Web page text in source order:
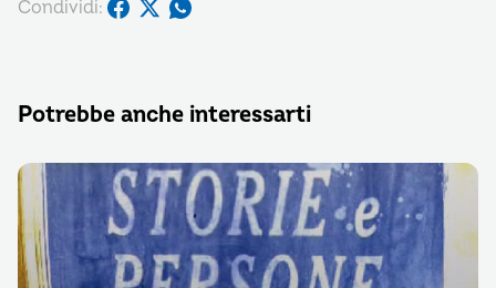
Condividi:
Potrebbe anche interessarti